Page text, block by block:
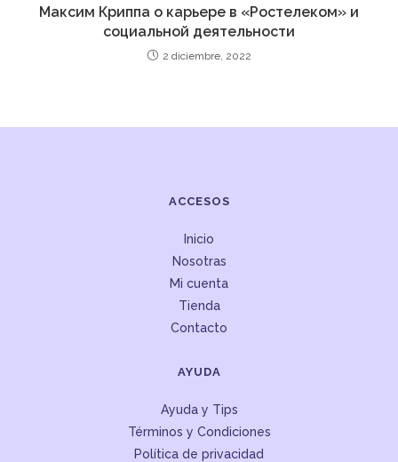
Максим Криппа о карьере в «Ростелеком» и
социальной деятельности
2 diciembre, 2022
ACCESOS
Inicio
Nosotras
Mi cuenta
Tienda
Contacto
AYUDA
Ayuda y Tips
Términos y Condiciones
Política de privacidad